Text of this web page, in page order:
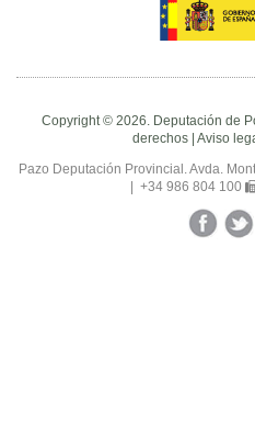
Copyright © 2026. Deputación de
derechos | Aviso
Pazo Deputación Provincial. Avda.
| +34 986 804 100